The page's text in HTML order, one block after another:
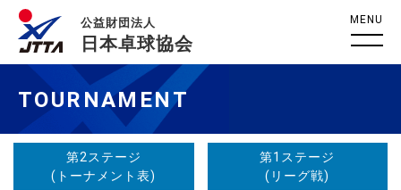
公益財団法人
日本卓球協会
MENU
TOURNAMENT
第2ステージ
(トーナメント表)
第1ステージ
(リーグ戦)